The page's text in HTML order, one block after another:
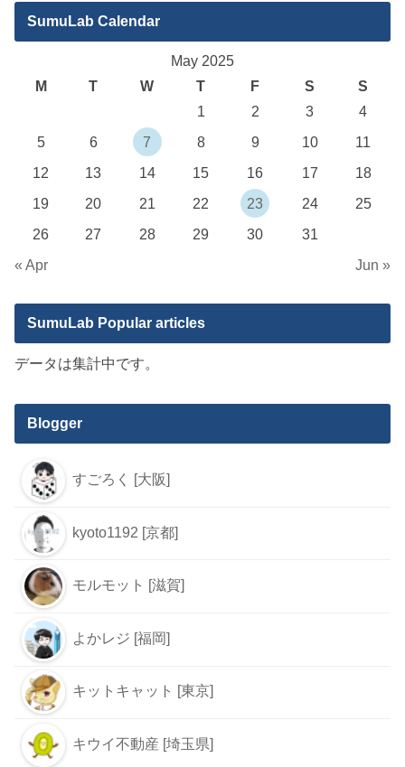
SumuLab Calendar
May 2025
M
T W T F S
S
1
2 3
4
5
6 7 8 9 10
11
12
13 14 15 16 17
18
19
20 21 22 23 24
25
26
27 28 29 30
31
« Apr
Jun »
SumuLab Popular articles
データは集計中です。
Blogger
すごろく [大阪]
kyoto1192 [京都]
モルモット [滋賀]
よかレジ [福岡]
キットキャット [東京]
キウイ不動産 [埼玉県]